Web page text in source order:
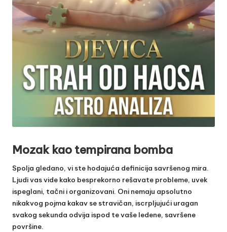
Mozak kao tempirana bomba
Spolja gledano, vi ste hodajuća definicija savršenog mira.
Ljudi vas vide kako besprekorno rešavate probleme, uvek
ispeglani, tačni i organizovani. Oni nemaju apsolutno
nikakvog pojma kakav se stravičan, iscrpljujući uragan
svakog sekunda odvija ispod te vaše ledene, savršene
površine.